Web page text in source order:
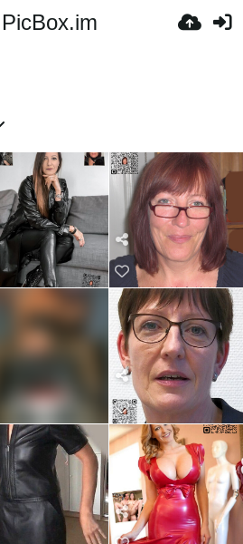
PicBox.im